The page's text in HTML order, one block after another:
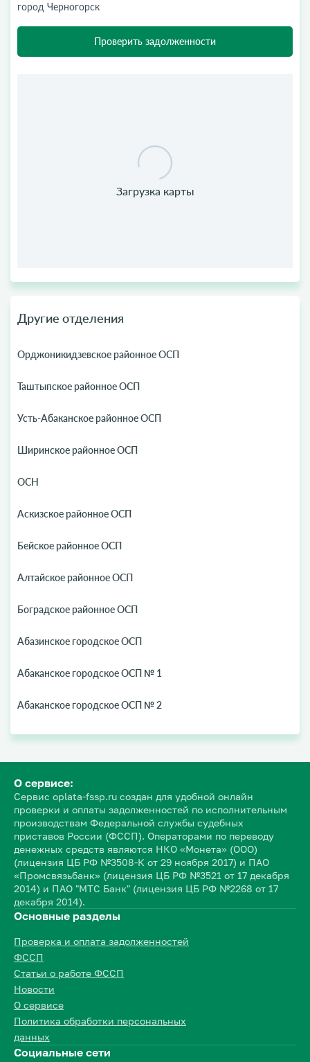
город Черногорск
Проверить задолженности
Другие отделения
Орджоникидзевское районное ОСП
Таштыпское районное ОСП
Усть-Абаканское районное ОСП
Ширинское районное ОСП
ОСН
Аскизское районное ОСП
Бейское районное ОСП
Алтайское районное ОСП
Боградское районное ОСП
Абазинское городское ОСП
Абаканское городское ОСП № 1
Абаканское городское ОСП № 2
О сервисе:
Сервис oplata-fssp.ru создан для удобной онлайн
проверки и оплаты задолженностей по исполнительным
производствам Федеральной службы судебных
приставов России (ФССП). Операторами по переводу
денежных средств являются НКО «Монета» (ООО)
(лицензия ЦБ РФ №3508-К от 29 ноября 2017) и ПАО
«Промсвязьбанк» (лицензия ЦБ РФ №3521 от 17 декабря
2014) и ПАО "МТС Банк" (лицензия ЦБ РФ №2268 от 17
декабря 2014).
Основные разделы
Проверка и оплата задолженностей
ФССП
Статьи о работе ФССП
Новости
О сервисе
Политика обработки персональных
данных
Социальные сети